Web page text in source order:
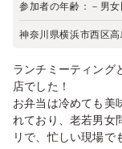
参加者の年齢： － 男女
神奈川県横浜市西区高
ランチミーティング
店でした！
お弁当は冷めても美
れており、老若男女
リで、忙しい現場で